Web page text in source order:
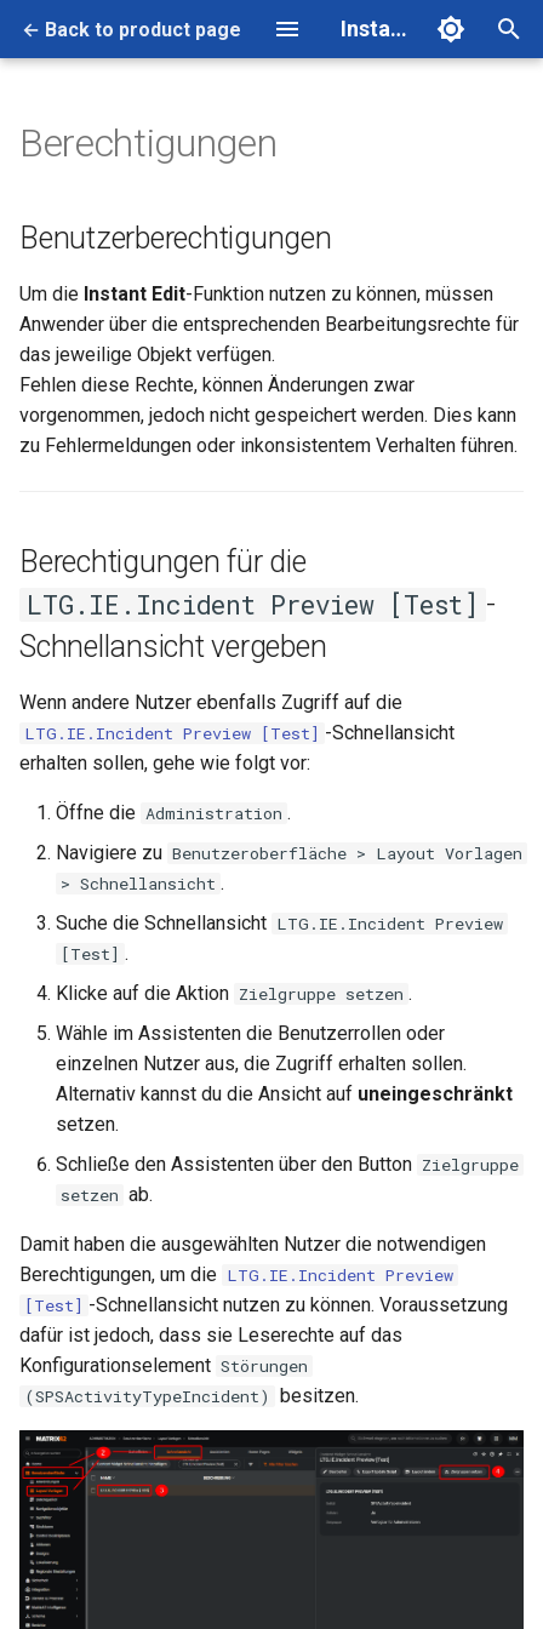
← Back to product page Instant Edit
t
o
t
s
a
r
c
Benutzerberechtigungen
Berechtigungen für die
LTG.IE.Incident Preview
[Test]-Schnellansicht
vergeben
Migration auf Instant Edit
Berechtigungen
Benutzerberechtigungen
Um die Instant Edit-Funktion nutzen zu können, müssen
Anwender über die entsprechenden Bearbeitungsrechte für
das jeweilige Objekt verfügen.
Fehlen diese Rechte, können Änderungen zwar
vorgenommen, jedoch nicht gespeichert werden. Dies kann
zu Fehlermeldungen oder inkonsistentem Verhalten führen.
Berechtigungen für die
LTG.IE.Incident Preview [Test] -
Schnellansicht vergeben
Wenn andere Nutzer ebenfalls Zugriff auf die
LTG.IE.Incident Preview [Test] -Schnellansicht
erhalten sollen, gehe wie folgt vor:
Öffne die Administration .
Navigiere zu Benutzeroberfläche > Layout Vorlagen
> Schnellansicht .
Suche die Schnellansicht LTG.IE.Incident Preview
[Test] .
Klicke auf die Aktion Zielgruppe setzen .
Wähle im Assistenten die Benutzerrollen oder
einzelnen Nutzer aus, die Zugriff erhalten sollen.
Alternativ kannst du die Ansicht auf uneingeschränkt
setzen.
Schließe den Assistenten über den Button Zielgruppe
setzen ab.
Damit haben die ausgewählten Nutzer die notwendigen
Berechtigungen, um die LTG.IE.Incident Preview
[Test] -Schnellansicht nutzen zu können. Voraussetzung
dafür ist jedoch, dass sie Leserechte auf das
Konfigurationselement Störungen
(SPSActivityTypeIncident)
besitzen.